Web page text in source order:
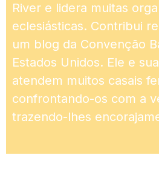
River e lidera muitas
eclesiásticas. Contribui
um blog da Convenção
Estados Unidos. Ele e
atendem muitos casais
confrontando-os com a
trazendo-lhes